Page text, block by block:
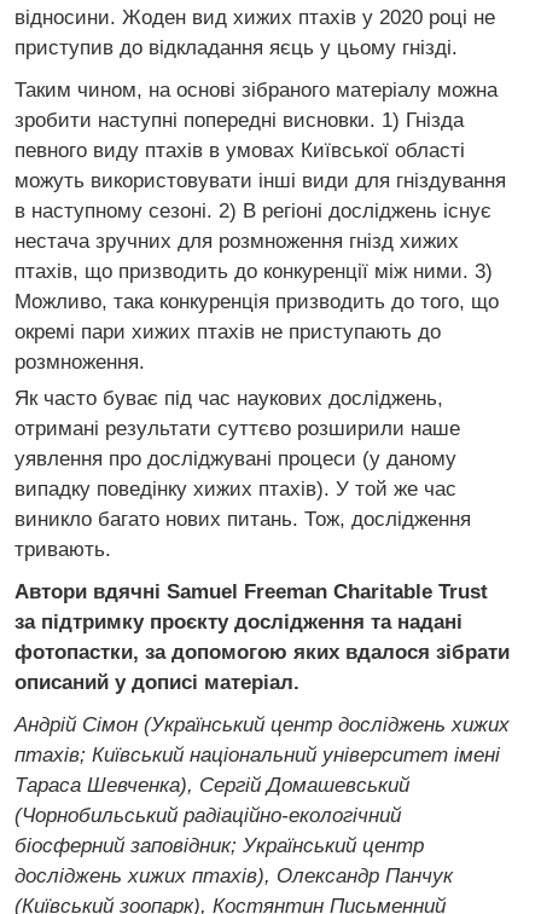
відносини. Жоден вид хижих птахів у 2020 році не
приступив до відкладання яєць у цьому гнізді.
Таким чином, на основі зібраного матеріалу можна
зробити наступні попередні висновки. 1) Гнізда
певного виду птахів в умовах Київської області
можуть використовувати інші види для гніздування
в наступному сезоні. 2) В регіоні досліджень існує
нестача зручних для розмноження гнізд хижих
птахів, що призводить до конкуренції між ними. 3)
Можливо, така конкуренція призводить до того, що
окремі пари хижих птахів не приступають до
розмноження.
Як часто буває під час наукових досліджень,
отримані результати суттєво розширили наше
уявлення про досліджувані процеси (у даному
випадку поведінку хижих птахів). У той же час
виникло багато нових питань. Тож, дослідження
тривають.
Автори вдячні Samuel Freeman Charitable Trust
за підтримку проєкту дослідження та надані
фотопастки, за допомогою яких вдалося зібрати
описаний у дописі матеріал.
Андрій Сімон (Український центр досліджень хижих
птахів; Київський національний університет імені
Тараса Шевченка), Сергій Домашевський
(Чорнобильський радіаційно-екологічний
біосферний заповідник; Український центр
досліджень хижих птахів), Олександр Панчук
(Київський зоопарк), Костянтин Письменний